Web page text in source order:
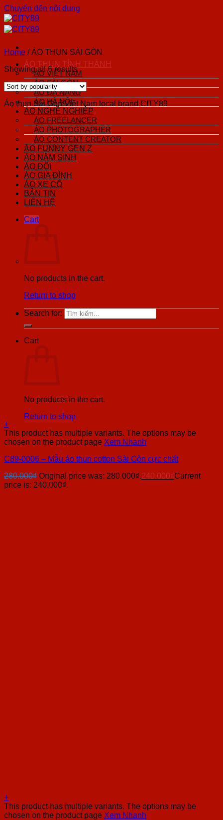
Chuyển đến nội dung
ÁO THUN TỈNH THÀNH
ÁO VIỆT NAM
ÁO SÀI GÒN
ÁO ĐÀ NẴNG
ÁO HÀ NỘI
ÁO NGHỀ NGHIỆP
ÁO FREELANCER
ÁO PHOTOGRAPHER
ÁO CONTENT CREATOR
ÁO FUNNY GEN Z
ÁO NĂM SINH
ÁO ĐÔI
ÁO GIA ĐÌNH
ÁO XE CỘ
BẢN TIN
LIÊN HỆ
Cart
No products in the cart.
Return to shop
Search for:
Cart
No products in the cart.
Return to shop
Home /ÁO THUN SÀI GÒN
Showing all 6 results
Áo thun Sài Gòn Việt Nam local brand CITY89
+
This product has multiple variants. The options may be
chosen on the product page Xem Nhanh
C89-0006 – Mẫu áo thun cotton Sài Gòn cực chất
280.000₫ Original price was: 280.000₫.240.000₫Current
price is: 240.000₫.
+
This product has multiple variants. The options may be
chosen on the product page Xem Nhanh